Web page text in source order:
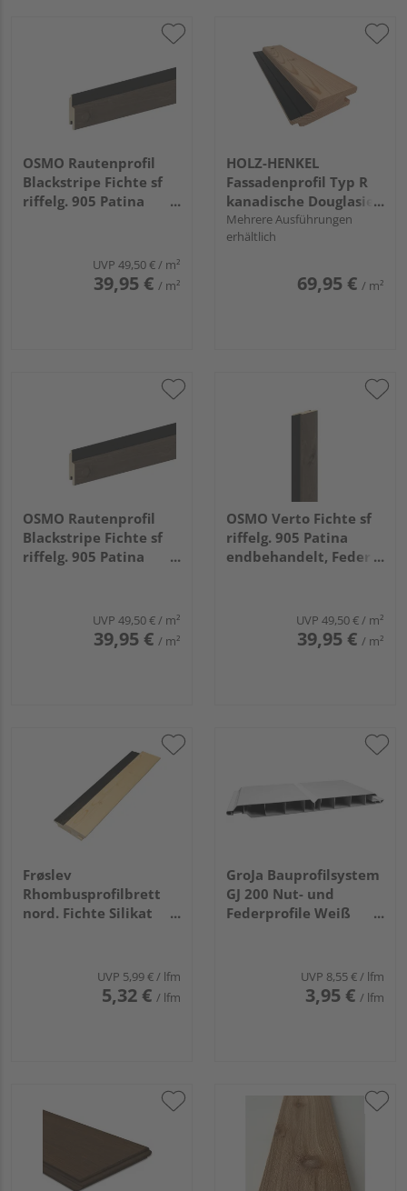
OSMO Rautenprofil
Blackstripe Fichte sf
riffelg. 905 Patina
UVP 49,50 €/ m²
39,95 € / m²
HOLZ-HENKEL
‎Fassadenprofil Typ R
kanadische Douglasie,
gehobelt, Kanten
gerundet, N+F
Mehrere Ausführungen
erhältlich
69,95 € / m²
OSMO Rautenprofil
Blackstripe Fichte sf
riffelg. 905 Patina
UVP 49,50 €/ m²
39,95 € / m²
OSMO Verto Fichte sf
riffelg. 905 Patina
endbehandelt, Feder
UVP 49,50 €/ m²
39,95 € / m²
Frøslev
Rhombusprofilbrett
nord. Fichte Silikat
UVP 5,99 €/ lfm
5,32 € / lfm
GroJa Bauprofilsystem
GJ 200 Nut- und
Federprofile Weiß
UVP 8,55 €/ lfm
3,95 € / lfm